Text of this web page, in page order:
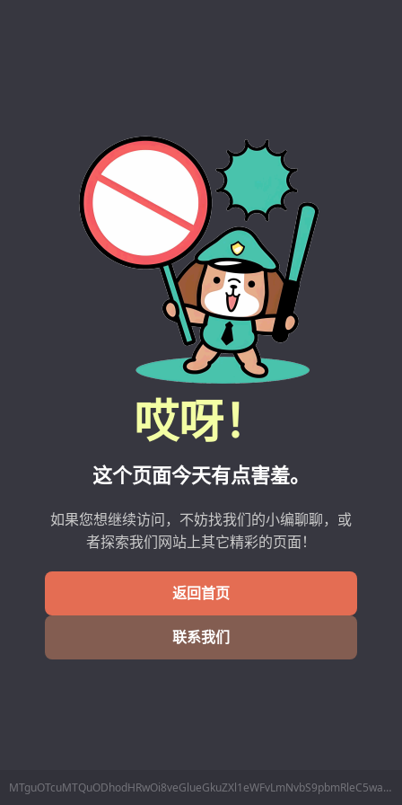
哎呀！
这个页面今天有点害羞。
如果您想继续访问，不妨找我们的小编聊聊，或
者探索我们网站上其它精彩的页面！
返回首页
联系我们
MTguOTcuMTQuODhodHRwOi8veGlueGkuZXl1eWFvLmNvbS9pbmRleC5waHAvSG9tZS9JbmRleC94aW54aS9pZC8yNjA0OTI2